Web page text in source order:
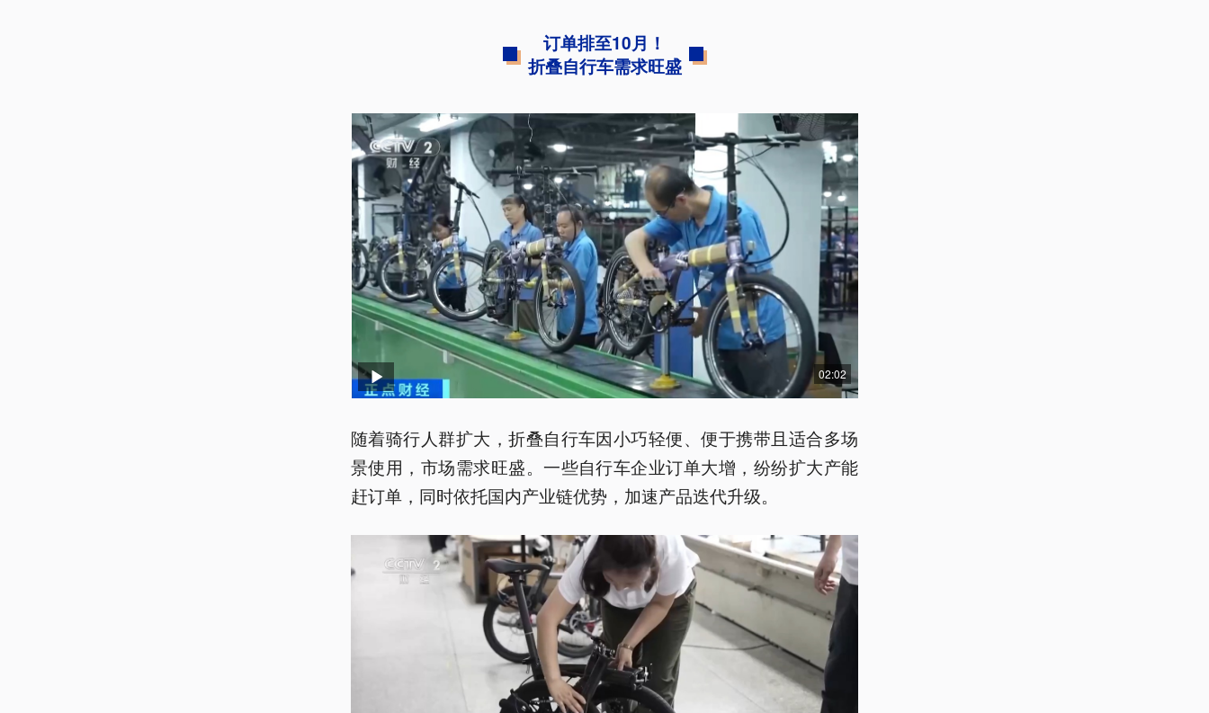
订单排至10月！
折叠自行车需求旺盛
02:02
随着骑行人群扩大，折叠自行车因小巧轻便、便于携带且适合多场
景使用，市场需求旺盛。一些自行车企业订单大增，纷纷扩大产能
赶订单，同时依托国内产业链优势，加速产品迭代升级。